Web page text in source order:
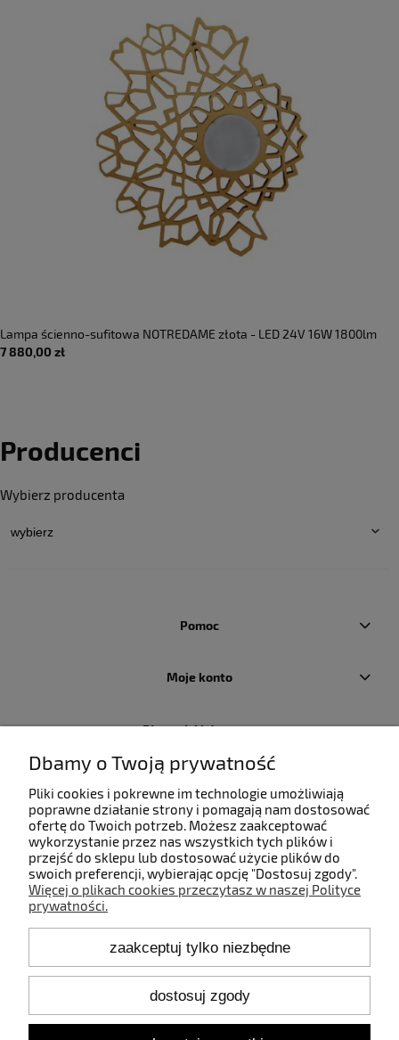
Lampa ścienno-sufitowa NOTREDAME złota - LED 24V 16W 1800lm
2700K IP20 - KARMAN
7 880,00 zł
Producenci
Wybierz producenta
Pomoc
Moje konto
Płatności i dostawa
O nas
Kontakt
+48 660 808 853
Pon.-Pt. 9:00-17:00
Sob. 10:00-12:00
shop@idealbodylight.com.pl
Dbamy o Twoją prywatność
Pliki cookies i pokrewne im technologie umożliwiają
poprawne działanie strony i pomagają nam dostosować
ofertę do Twoich potrzeb. Możesz zaakceptować
wykorzystanie przez nas wszystkich tych plików i
przejść do sklepu lub dostosować użycie plików do
swoich preferencji, wybierając opcję "Dostosuj zgody".
Więcej o plikach cookies przeczytasz w naszej Polityce
prywatności.
zaakceptuj tylko niezbędne
dostosuj zgody